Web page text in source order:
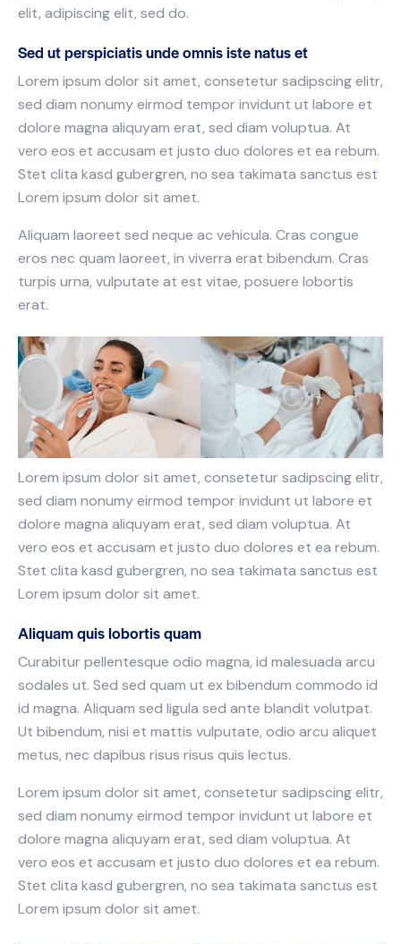
elit, adipiscing elit, sed do.
Sed ut perspiciatis unde omnis iste natus et
Lorem ipsum dolor sit amet, consetetur sadipscing elitr,
sed diam nonumy eirmod tempor invidunt ut labore et
dolore magna aliquyam erat, sed diam voluptua. At
vero eos et accusam et justo duo dolores et ea rebum.
Stet clita kasd gubergren, no sea takimata sanctus est
Lorem ipsum dolor sit amet.
Aliquam laoreet sed neque ac vehicula. Cras congue
eros nec quam laoreet, in viverra erat bibendum. Cras
turpis urna, vulputate at est vitae, posuere lobortis
erat.
Lorem ipsum dolor sit amet, consetetur sadipscing elitr,
sed diam nonumy eirmod tempor invidunt ut labore et
dolore magna aliquyam erat, sed diam voluptua. At
vero eos et accusam et justo duo dolores et ea rebum.
Stet clita kasd gubergren, no sea takimata sanctus est
Lorem ipsum dolor sit amet.
Aliquam quis lobortis quam
Curabitur pellentesque odio magna, id malesuada arcu
sodales ut. Sed sed quam ut ex bibendum commodo id
id magna. Aliquam sed ligula sed ante blandit volutpat.
Ut bibendum, nisi et mattis vulputate, odio arcu aliquet
metus, nec dapibus risus risus quis lectus.
Lorem ipsum dolor sit amet, consetetur sadipscing elitr,
sed diam nonumy eirmod tempor invidunt ut labore et
dolore magna aliquyam erat, sed diam voluptua. At
vero eos et accusam et justo duo dolores et ea rebum.
Stet clita kasd gubergren, no sea takimata sanctus est
Lorem ipsum dolor sit amet.